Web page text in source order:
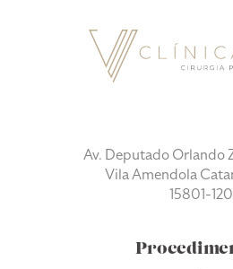
Av. Deputado Orlando
Vila Amendola
15801-120